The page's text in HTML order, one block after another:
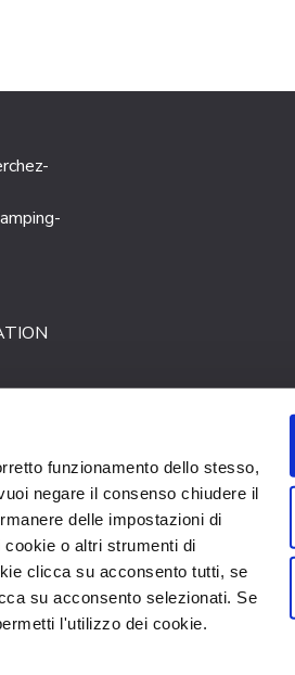
funzionamento dello stesso,
negare il consenso chiudere il
delle impostazioni di
o altri strumenti di
clicca su acconsento tutti, se
su acconsento selezionati. Se
l'utilizzo dei cookie.
0577-650200
i.v.